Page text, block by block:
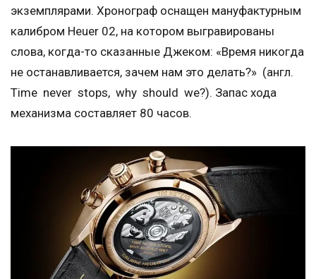
экземплярами. Хронограф оснащен мануфактурным
калибром Heuer 02, на котором выгравированы
слова, когда-то сказанные Джеком: «Время никогда
не останавливается, зачем нам это делать?» (англ.
Time never stops, why should we?). Запас хода
механизма составляет 80 часов.